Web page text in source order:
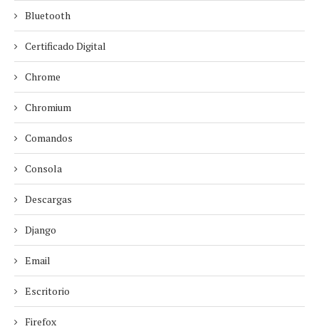
Bluetooth
Certificado Digital
Chrome
Chromium
Comandos
Consola
Descargas
Django
Email
Escritorio
Firefox